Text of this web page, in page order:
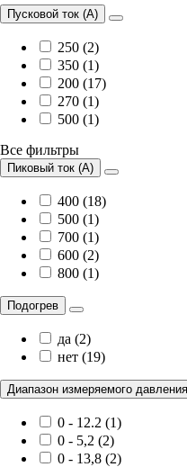
Пусковой ток (А)
250 (2)
350 (1)
200 (17)
270 (1)
500 (1)
Все фильтры
Пиковый ток (А)
400 (18)
500 (1)
700 (1)
600 (2)
800 (1)
Подогрев
да (2)
нет (19)
Диапазон измеряемого
0 - 12.2 (1)
0 - 5,2 (2)
0 - 13,8 (2)